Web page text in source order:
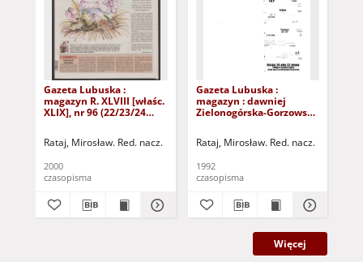
Gazeta Lubuska :
magazyn R. XLVIII [właśc.
XLIX], nr 96 (22/23/24
Rataj, Mirosław. Red. nacz.
2000
czasopisma
Gazeta Lubuska :
magazyn : dawniej
Zielonogórska-Gorzowska
1992). - Wyd. 1
Rataj, Mirosław. Red. nacz.
1992
czasopisma
Więcej